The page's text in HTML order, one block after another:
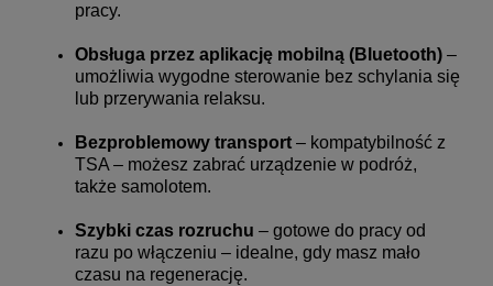
pracy.
Obsługa przez aplikację mobilną (Bluetooth) –
umożliwia wygodne sterowanie bez schylania się
lub przerywania relaksu.
Bezproblemowy transport – kompatybilność z
TSA – możesz zabrać urządzenie w podróż,
także samolotem.
Szybki czas rozruchu – gotowe do pracy od
razu po włączeniu – idealne, gdy masz mało
czasu na regenerację.